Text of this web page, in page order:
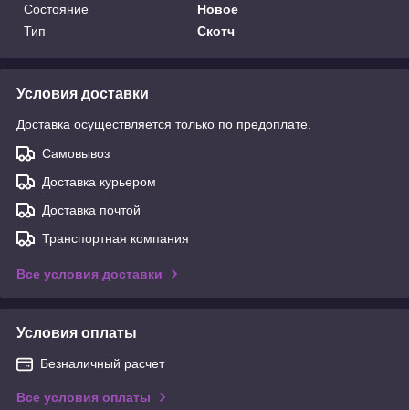
Состояние
Новое
Тип
Скотч
Условия доставки
Доставка осуществляется только по предоплате.
Самовывоз
Доставка курьером
Доставка почтой
Транспортная компания
Все условия доставки
Условия оплаты
Безналичный расчет
Все условия оплаты